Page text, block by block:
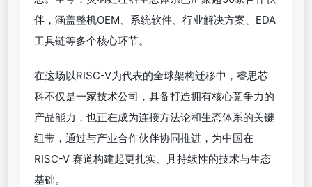
伴，涵盖整机OEM、系统软件、行业解决方案、EDA
工具链等多个核心环节。
在这场以RISC-V为代表的全球架构迁移中，睿思芯
科不仅是一家技术公司，具备打造拥有核心竞争力的
产品能力，也正在成为连接方法论和生态体系的关键
纽带，通过与产业合作伙伴协同推进，为中国在
RISC-V 赛道构建起更扎实、具持续性的技术与生态
基础。